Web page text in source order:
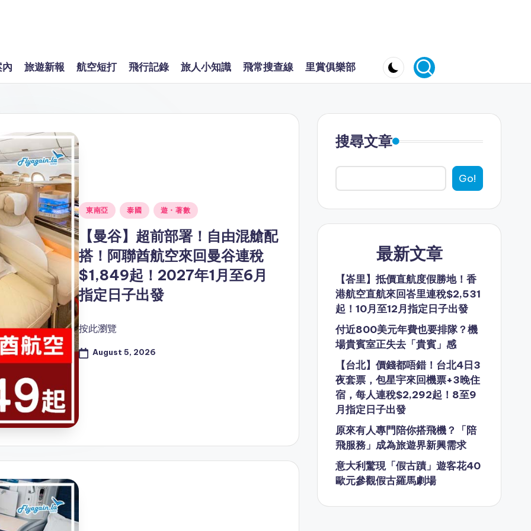
旅遊新報 航空短打 飛行記錄 旅人小知識 飛常搜查線 里賞俱樂部
Posted
in
東南亞 泰國 遊・著數
【曼谷】超前部署！自由混艙配
搭！阿聯酋航空來回曼谷連稅
$1,849起！2027年1月至6月
指定日子出發
按此瀏覽
August 5, 2026
搜尋文章
Go!
最新文章
【峇里】抵價直航度假勝地！香
港航空直航來回峇里連稅$2,531
起！10月至12月指定日子出發
付近800美元年費也要排隊？機
場貴賓室正失去「貴賓」感
【台北】價錢都唔錯！台北4日3
夜套票，包星宇來回機票+3晚住
宿，每人連稅$2,292起！8至9
月指定日子出發
原來有人專門陪你搭飛機？「陪
飛服務」成為旅遊界新興需求
意大利驚現「假古蹟」遊客花40
歐元參觀假古羅馬劇場